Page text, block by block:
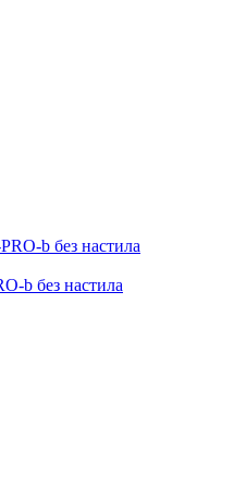
b без настила